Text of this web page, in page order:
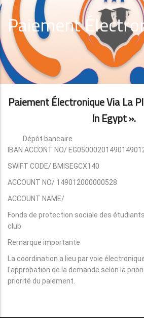
Paiement
Paiement Électronique Via La
In Egypt ».
Dépôt bancaire
IBAN ACCONT NO/
SWIFT CODE/ BMISEGCX140
ACCOUNT NO/ 149012000000528
ACCOUNT NAME/
Fonds de protection sociale des
club
Remarque importante
La coordination a lieu par voie
l'approbation de la demande selon la
priorité du paiement.